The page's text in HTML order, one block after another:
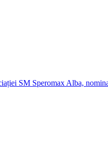
SM Speromax Alba,